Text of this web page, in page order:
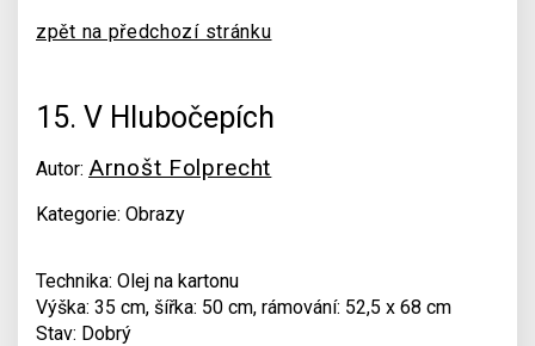
zpět na předchozí stránku
15. V Hlubočepích
Autor: Arnošt Folprecht
Kategorie: Obrazy
Technika: Olej na kartonu
Výška: 35 cm, šířka: 50 cm, rámování: 52,5 x 68 cm
Stav: Dobrý